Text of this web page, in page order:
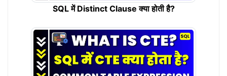
SQL में Distinct Clause क्या होती है?